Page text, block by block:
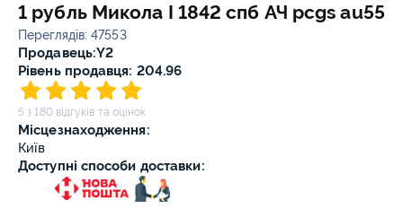
1 рубль Микола I 1842 спб АЧ pcgs au55
Переглядів: 47553
Продавець:Y2
Рівень продавця: 204.96
5 з 180 відгуків та оцінок
Місцезнаходження:
Київ
Доступні способи доставки: